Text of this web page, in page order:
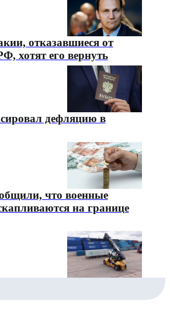
отказавшиеся от
хотят его вернуть
дефляцию в
что военные
на границе